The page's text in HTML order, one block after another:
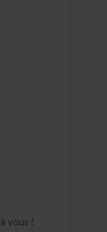
double volet effet mat
vous !